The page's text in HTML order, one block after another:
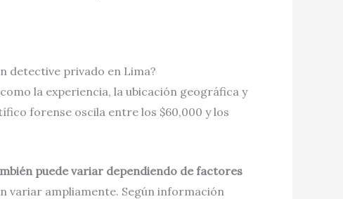
detective privado en Lima?
la experiencia, la ubicación geográfica y
forense oscila entre los $60,000 y los
puede variar dependiendo de factores
variar ampliamente. Según información